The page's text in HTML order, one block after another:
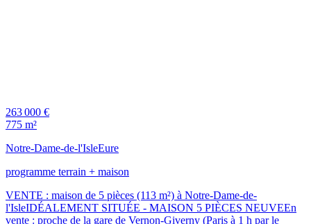
263 000 €
775 m²
Notre-Dame-de-l'IsleEure
programme terrain + maison
VENTE : maison de 5 pièces (113 m²) à Notre-Dame-de-
l'IsleIDÉALEMENT SITUÉE - MAISON 5 PIÈCES NEUVEEn
vente : proche de la gare de Vernon-Giverny (Paris à 1 h par le